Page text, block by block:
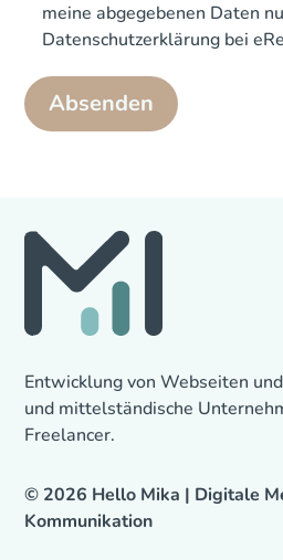
meine abgegebenen Daten
Datenschutzerklärung bei
Entwicklung von Webseiten
und mittelständische
Freelancer.
© 2026 Hello Mika | Digitale
Kommunikation